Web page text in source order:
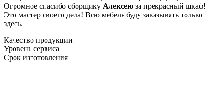
Огромное спасибо сборщику Алексею за прекрасный шкаф!
Это мастер своего дела! Всю мебель буду заказывать только
здесь.
Качество продукции
Уровень сервиса
Срок изготовления